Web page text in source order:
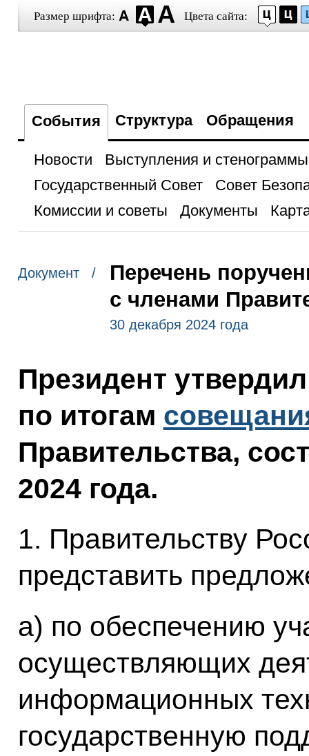
Размер шрифта: Цвета сайта:
События Структура Обращения
Новости
Выступления и стенограммы
Государственный Совет
Совет
Комиссии и советы
Документы
Документ /
Перечень
с членами
30 декабря 2024 года
Президент
по итогам
Правительства,
2024 года.
1. Правительству
представить
а) по обеспечению
осуществляющих
информационных
государственную